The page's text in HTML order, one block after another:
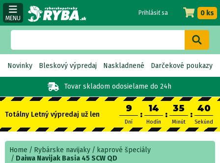
MENU
Tovar skladom odosielame do 24h
Prihlásiť sa 0 ks
Novinky Bleskový výpredaj Naskladnené Darčekové poukazy
Totálny Letný výpredaj už len
9
Dní
:
14
Hodín
:
35
Minút
:
40
Sekúnd
Home Rybárske navijaky
kaprové špeciály
Daiwa Navijak Basia 45 SCW QD